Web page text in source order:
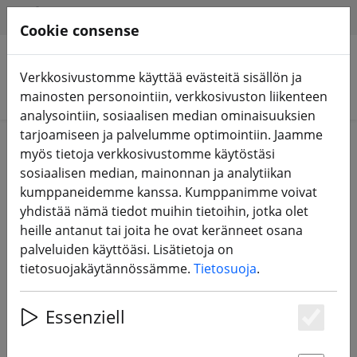
Hae tuotteita
painatus
meilon GmbH
Konrad Zusen sormus 31
53424 Remagen
Saksa
Puh.: +49 (0)2642 / 40 52 88 0
Cookie consense
Verkkosivustomme käyttää evästeitä sisällön ja
mainosten personointiin, verkkosivuston liikenteen
analysointiin, sosiaalisen median ominaisuuksien
tarjoamiseen ja palvelumme optimointiin. Jaamme
myös tietoja verkkosivustomme käytöstäsi
sosiaalisen median, mainonnan ja analytiikan
kumppaneidemme kanssa. Kumppanimme voivat
yhdistää nämä tiedot muihin tietoihin, jotka olet
heille antanut tai joita he ovat keränneet osana
palveluiden käyttöäsi. Lisätietoja on
tietosuojakäytännössämme. Tietosuoja.
Essenziell